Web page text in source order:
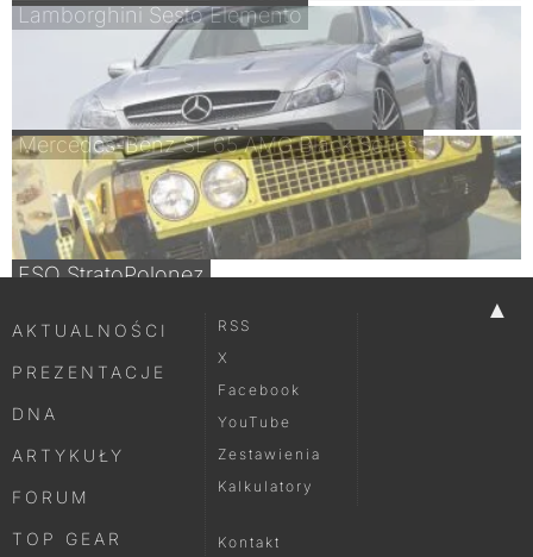
Lamborghini Sesto Elemento
Mercedes-Benz SL 65 AMG Black Series
FSO StratoPolonez
▲
AKTUALNOŚCI
PREZENTACJE
DNA
ARTYKUŁY
FORUM
TOP GEAR
RSS
X
Facebook
YouTube
Zestawienia
Kalkulatory
Kontakt